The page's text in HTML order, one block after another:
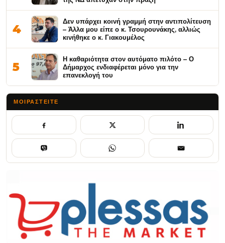
4
Δεν υπάρχει κοινή γραμμή στην αντιπολίτευση
– Άλλα μου είπε ο κ. Τσουρουνάκης, αλλιώς
κινήθηκε ο κ. Γιακουμέλος
5
Η καθαριότητα στον αυτόματο πιλότο – Ο
Δήμαρχος ενδιαφέρεται μόνο για την
επανεκλογή του
ΜΟΙΡΑΣΤΕΊΤΕ